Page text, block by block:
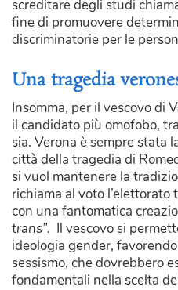
screditare degli studi
fine di promuovere
discriminatorie per le
Una tragedia
Insomma, per il vescovo di
il candidato più omofobo,
sia. Verona è sempre stata
città della tragedia di
si vuol mantenere la
richiama al voto
con una fantomatica
trans”. Il vescovo si
ideologia gender,
sessismo, che dovrebbero
fondamentali nella scelta